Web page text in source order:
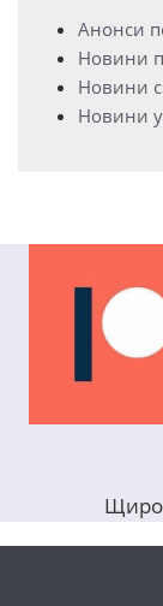
Анонси
Новини
Новини
Новини
Щиро